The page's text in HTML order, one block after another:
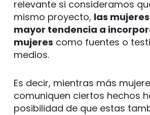
relevante si consideramos
mismo proyecto, las
mayor tendencia a
mujeres como fuentes o
medios.
Es decir, mientras más
comuniquen ciertos hechos
posibilidad de que estas